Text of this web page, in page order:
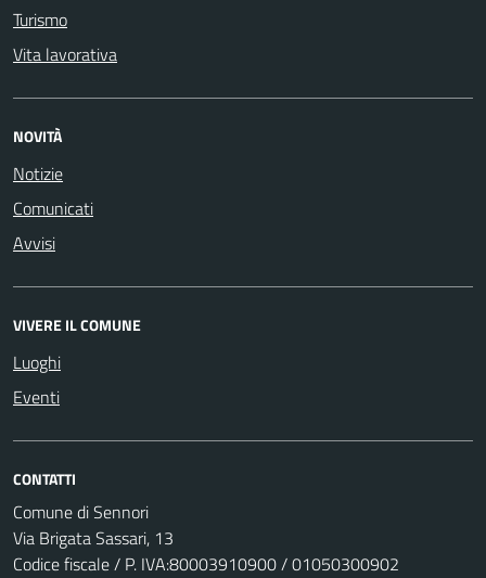
Turismo
Vita lavorativa
NOVITÀ
Notizie
Comunicati
Avvisi
VIVERE IL COMUNE
Luoghi
Eventi
CONTATTI
Comune di Sennori
Via Brigata Sassari, 13
Codice fiscale / P. IVA:80003910900 / 01050300902